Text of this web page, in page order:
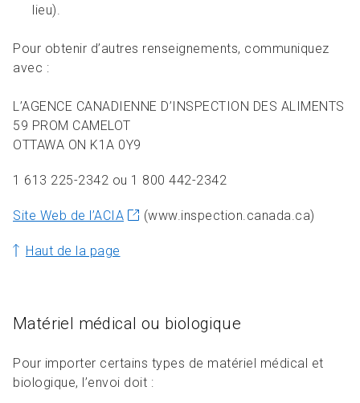
lieu).
Pour obtenir d’autres renseignements, communiquez
avec :
L’AGENCE CANADIENNE D’INSPECTION DES ALIMENTS
59 PROM CAMELOT
OTTAWA ON K1A 0Y9
1 613 225-2342 ou 1 800 442-2342
Site Web de l’ACIA (www.inspection.canada.ca)
Haut de la page
Matériel médical ou biologique
Pour importer certains types de matériel médical et
biologique, l’envoi doit :